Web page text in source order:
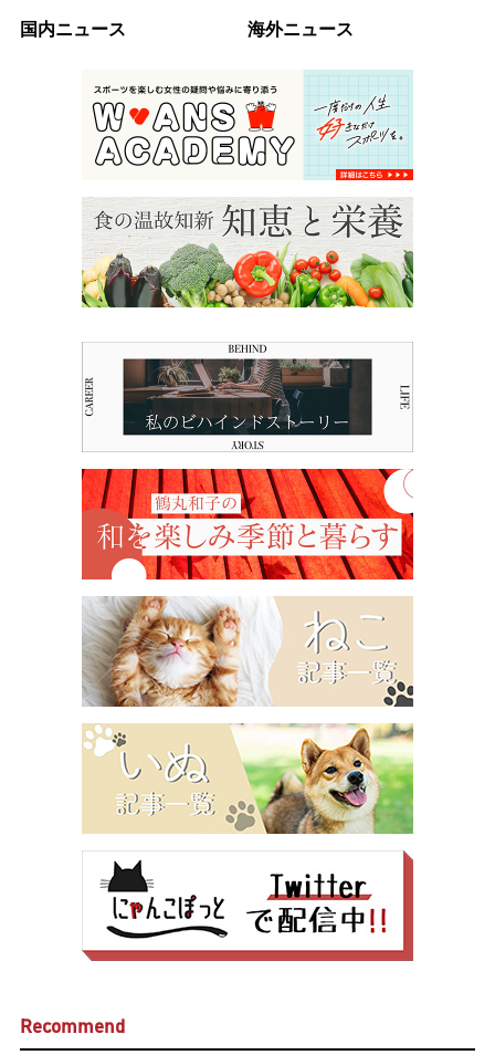
国内ニュース 海外ニュース
Recommend